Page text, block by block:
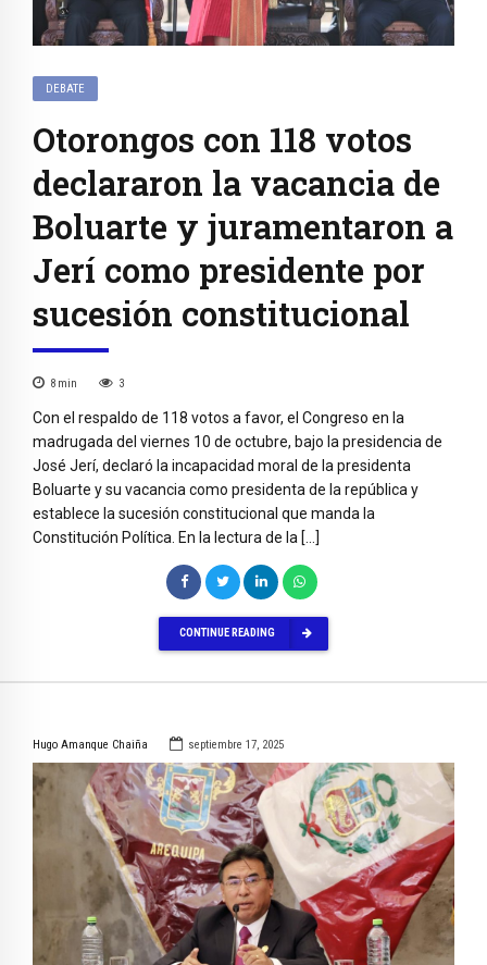
DEBATE
Otorongos con 118 votos
declararon la vacancia de
Boluarte y juramentaron a
Jerí como presidente por
sucesión constitucional
8 min 3
Con el respaldo de 118 votos a favor, el Congreso en la
madrugada del viernes 10 de octubre, bajo la presidencia de
José Jerí, declaró la incapacidad moral de la presidenta
Boluarte y su vacancia como presidenta de la república y
establece la sucesión constitucional que manda la
Constitución Política. En la lectura de la […]
CONTINUE READING
Hugo Amanque Chaiña septiembre 17, 2025